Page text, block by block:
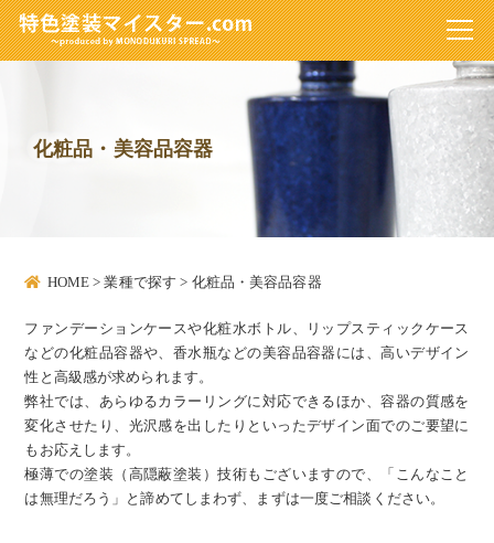
化粧品・美容品容器
HOME >業種で探す > 化粧品・美容品容器
ファンデーションケースや化粧水ボトル、リップスティックケース
などの化粧品容器や、香水瓶などの美容品容器には、高いデザイン
性と高級感が求められます。
弊社では、あらゆるカラーリングに対応できるほか、容器の質感を
変化させたり、光沢感を出したりといったデザイン面でのご要望に
もお応えします。
極薄での塗装（高隠蔽塗装）技術もございますので、「こんなこと
は無理だろう」と諦めてしまわず、まずは一度ご相談ください。